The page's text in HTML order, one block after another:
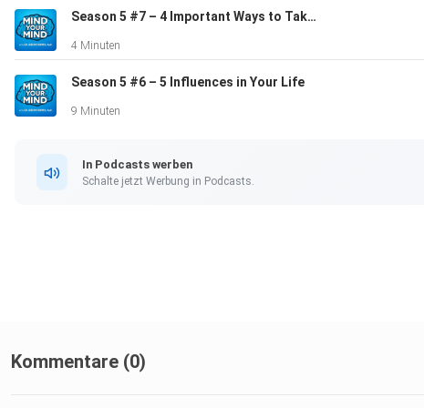
Season 5 #7 – 4 Important Ways to Take Better Care of Yourself
4 Minuten
Season 5 #6 – 5 Influences in Your Life
9 Minuten
In Podcasts werben
Schalte jetzt Werbung in Podcasts.
Kommentare (0)